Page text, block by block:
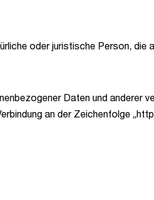
oder juristische Person, die
Daten und anderer
an der Zeichenfolge